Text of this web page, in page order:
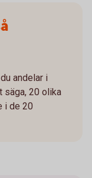
andelar i
säga, 20 olika
i de 20